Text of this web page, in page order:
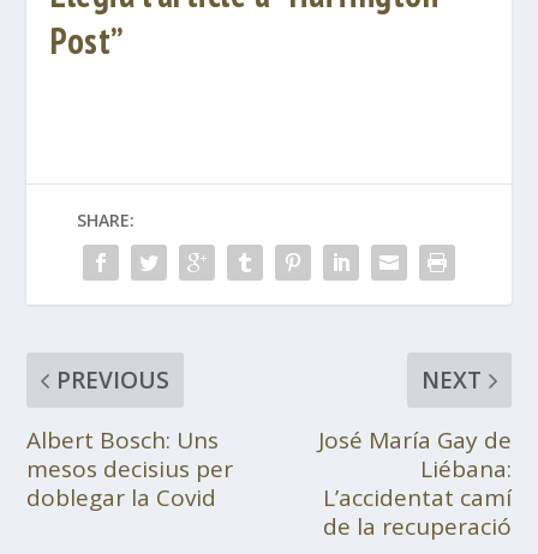
Post”
SHARE:
PREVIOUS
Albert Bosch: Uns
mesos decisius per
doblegar la Covid
NEXT
José María Gay de
Liébana:
L’accidentat camí
de la recuperació